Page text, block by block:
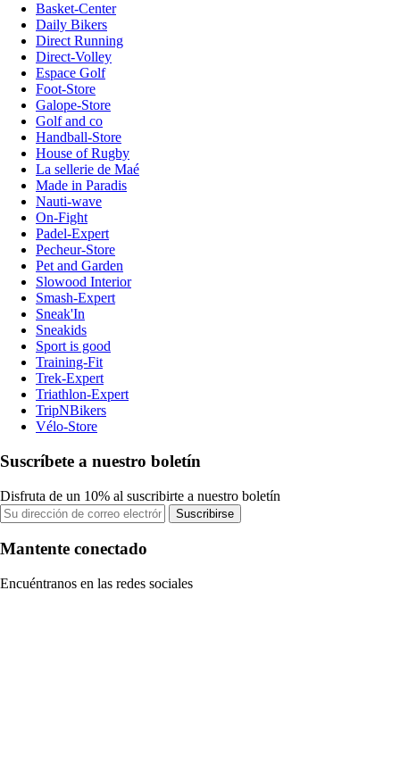
Basket-Center
Daily Bikers
Direct Running
Direct-Volley
Espace Golf
Foot-Store
Galope-Store
Golf and co
Handball-Store
House of Rugby
La sellerie de Maé
Made in Paradis
Nauti-wave
On-Fight
Padel-Expert
Pecheur-Store
Pet and Garden
Slowood Interior
Smash-Expert
Sneak'In
Sneakids
Sport is good
Training-Fit
Trek-Expert
Triathlon-Expert
TripNBikers
Vélo-Store
Suscríbete a nuestro boletín
Disfruta de un 10% al suscribirte a nuestro boletín
Suscribirse
Mantente conectado
Encuéntranos en las redes sociales